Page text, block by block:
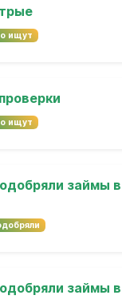
ищут
ищут
займы
займы